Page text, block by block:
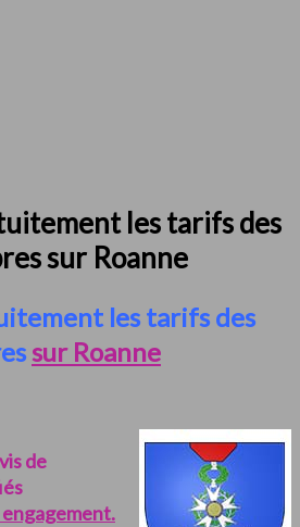
les tarifs des
sur Roanne
les tarifs des
sur Roanne
de